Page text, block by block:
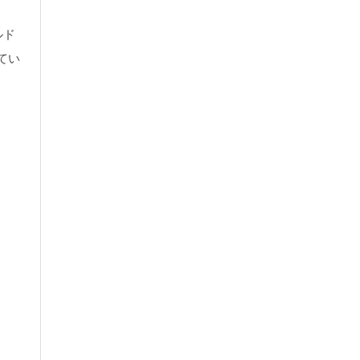
い